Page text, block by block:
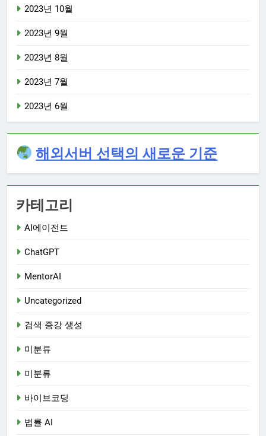
2023년 10월
2023년 9월
2023년 8월
2023년 7월
2023년 6월
해외서버 선택의 새로운 기준
카테고리
AI에이전트
ChatGPT
MentorAI
Uncategorized
검색 증강 생성
미분류
미분류
바이브코딩
법률 AI